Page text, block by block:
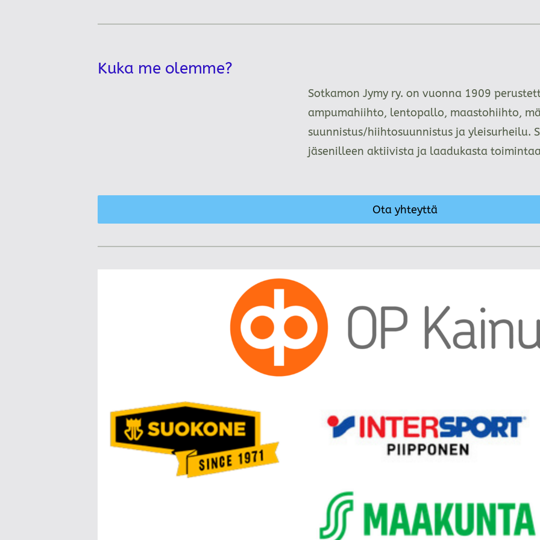
Kuka me olemme?
Sotkamon Jymy ry. on vuonna 1909
ampumahiihto, lentopallo, maastohiihto,
suunnistus/hiihtosuunnistus ja yleisurheilu.
jäsenilleen aktiivista ja laadukasta
Ota yhteyttä